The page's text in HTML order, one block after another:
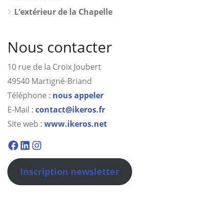
L’extérieur de la Chapelle
Nous contacter
10 rue de la Croix Joubert
49540 Martigné-Briand
Téléphone : nous appeler
E-Mail : contact@ikeros.fr
Site web : www.ikeros.net
Facebook
Linkedin
Instagram
Inscription newsletter